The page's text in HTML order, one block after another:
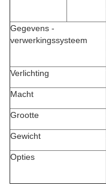
Gegevens -
verwerkingssysteem
Verlichting
Macht
Grootte
Gewicht
Opties